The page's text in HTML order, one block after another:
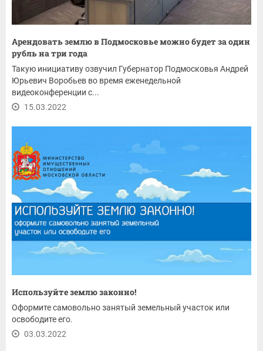
Арендовать землю в Подмосковье можно будет за один
рубль на три года
Такую инициативу озвучил Губернатор Подмосковья Андрей
Юрьевич Воробьев во время еженедельной
видеоконференции с...
15.03.2022
Используйте землю законно!
Оформите самовольно занятый земельный участок или
освободите его.
03.03.2022